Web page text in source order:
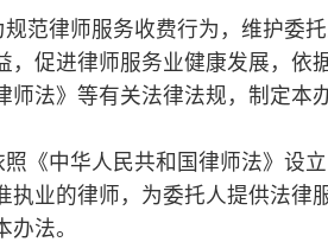
利民，加强内部管理，降低服
便优质的法律服务。
收费实行政府指导价和市场调
所依法提供下列法律服务实行